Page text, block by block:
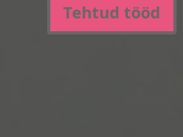
Tehtud tööd